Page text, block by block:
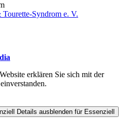
erklären Sie sich mit der
Details ausblenden für Essenziell